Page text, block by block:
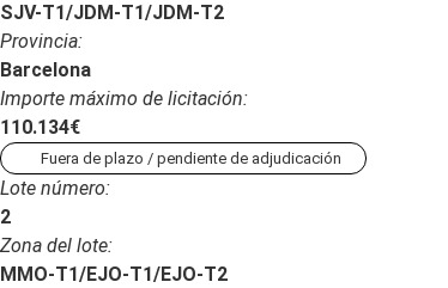
SJV-T1/JDM-T1/JDM-T2
Provincia:
Barcelona
Importe máximo de licitación:
110.134€
Fuera de plazo / pendiente de adjudicación
Lote número:
2
Zona del lote:
MMO-T1/EJO-T1/EJO-T2